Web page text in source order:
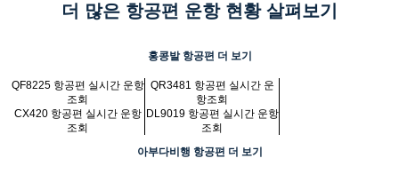
더 많은 항공편 운항 현황 살펴보기
홍콩발 항공편 더 보기
QF8225 항공편 실시간 운항
조회
QR3481 항공편 실시간 운
항조회
CX420 항공편 실시간 운항
조회
DL9019 항공편 실시간 운항
조회
아부다비행 항공편 더 보기